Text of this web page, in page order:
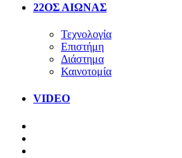
22ΟΣ ΑΙΩΝΑΣ
Τεχνολογία
Επιστήμη
Διάστημα
Καινοτομία
VIDEO